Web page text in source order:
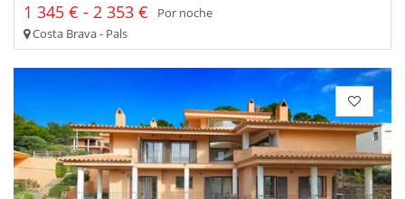
1 345 € - 2 353 €
Por noche
Costa Brava - Pals